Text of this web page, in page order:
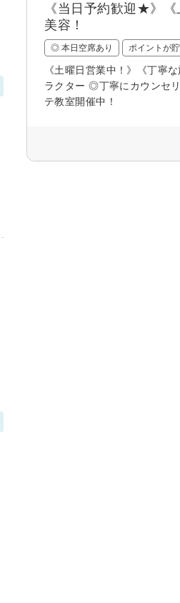
《当日予約歓迎★》
美容！
◎ 本日空席あり ポイントが
《土曜日営業中！》《丁寧
ラクター ◎丁寧にカウンセ
テ教室開催中！